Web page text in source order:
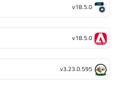
v18.5.0
v18.5.0
v3.23.0.595